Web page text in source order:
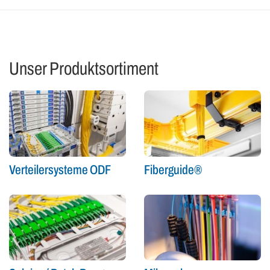
Unser Produktsortiment
Verteilersysteme ODF Fiberguide®